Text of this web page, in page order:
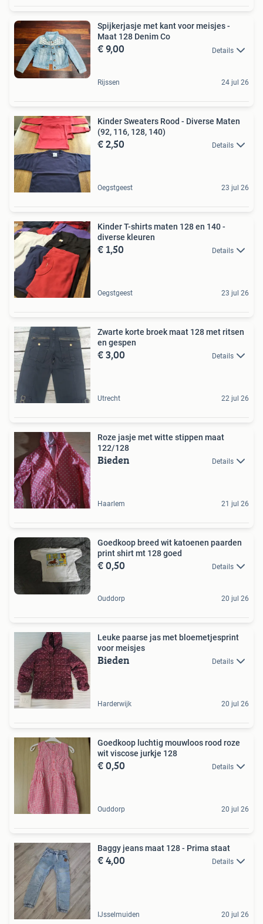
Spijkerjasje met kant voor meisjes -
Maat 128 Denim Co
€ 9,00 Details
Rijssen 24 jul 26
Kinder Sweaters Rood - Diverse Maten
(92, 116, 128, 140)
€ 2,50 Details
Oegstgeest 23 jul 26
Kinder T-shirts maten 128 en 140 -
diverse kleuren
€ 1,50 Details
Oegstgeest 23 jul 26
Zwarte korte broek maat 128 met ritsen
en gespen
€ 3,00 Details
Utrecht 22 jul 26
Roze jasje met witte stippen maat
122/128
Bieden Details
Haarlem 21 jul 26
Goedkoop breed wit katoenen paarden
print shirt mt 128 goed
€ 0,50 Details
Ouddorp 20 jul 26
Leuke paarse jas met bloemetjesprint
voor meisjes
Bieden Details
Harderwijk 20 jul 26
Goedkoop luchtig mouwloos rood roze
wit viscose jurkje 128
€ 0,50 Details
Ouddorp 20 jul 26
Baggy jeans maat 128 - Prima staat
€ 4,00 Details
IJsselmuiden 20 jul 26